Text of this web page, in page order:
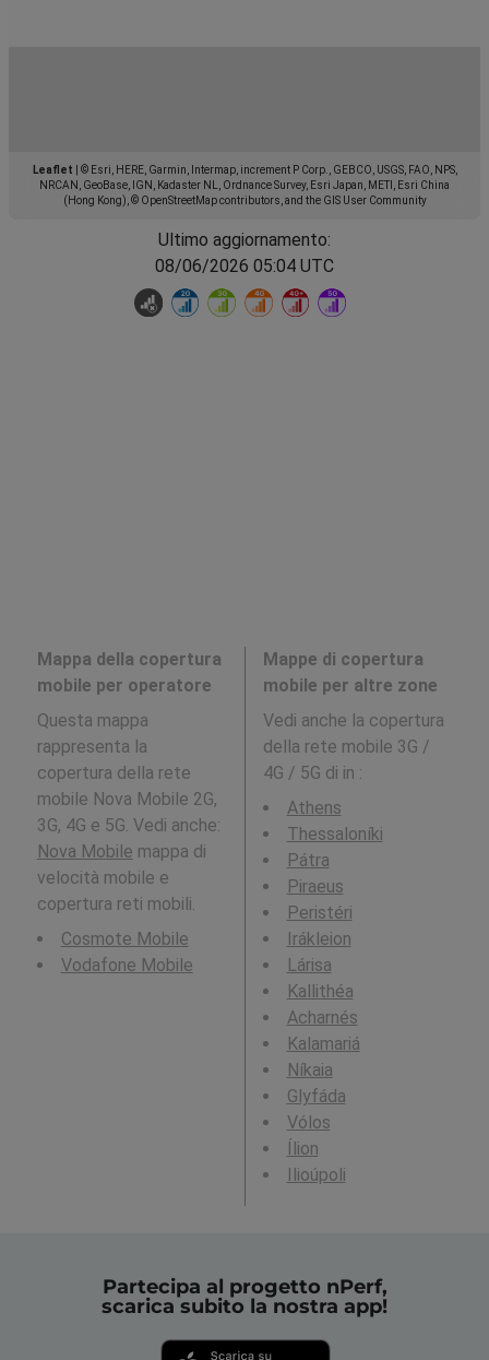
Leaflet
© Esri, HERE, Garmin, Intermap, increment P Corp., GEBCO, USGS, FAO, NPS,
NRCAN, GeoBase, IGN, Kadaster NL, Ordnance Survey, Esri Japan, METI, Esri China
(Hong Kong), © OpenStreetMap contributors, and the GIS User Community
Ultimo aggiornamento:
08/06/2026 05:04 UTC
Mappa della copertura
mobile per operatore
Questa mappa
rappresenta la
copertura della rete
mobile Nova Mobile 2G,
3G, 4G e 5G. Vedi anche:
Nova Mobile mappa di
velocità mobile e
copertura reti mobili.
Cosmote Mobile
Vodafone Mobile
Mappe di copertura
mobile per altre zone
Vedi anche la copertura
della rete mobile 3G /
4G / 5G di in :
Athens
Thessaloníki
Pátra
Piraeus
Peristéri
Irákleion
Lárisa
Kallithéa
Acharnés
Kalamariá
Níkaia
Glyfáda
Vólos
Ílion
Ilioúpoli
Partecipa al progetto nPerf,
scarica subito la nostra app!